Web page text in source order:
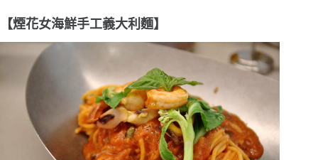
【煙花女海鮮手工義大利麵】